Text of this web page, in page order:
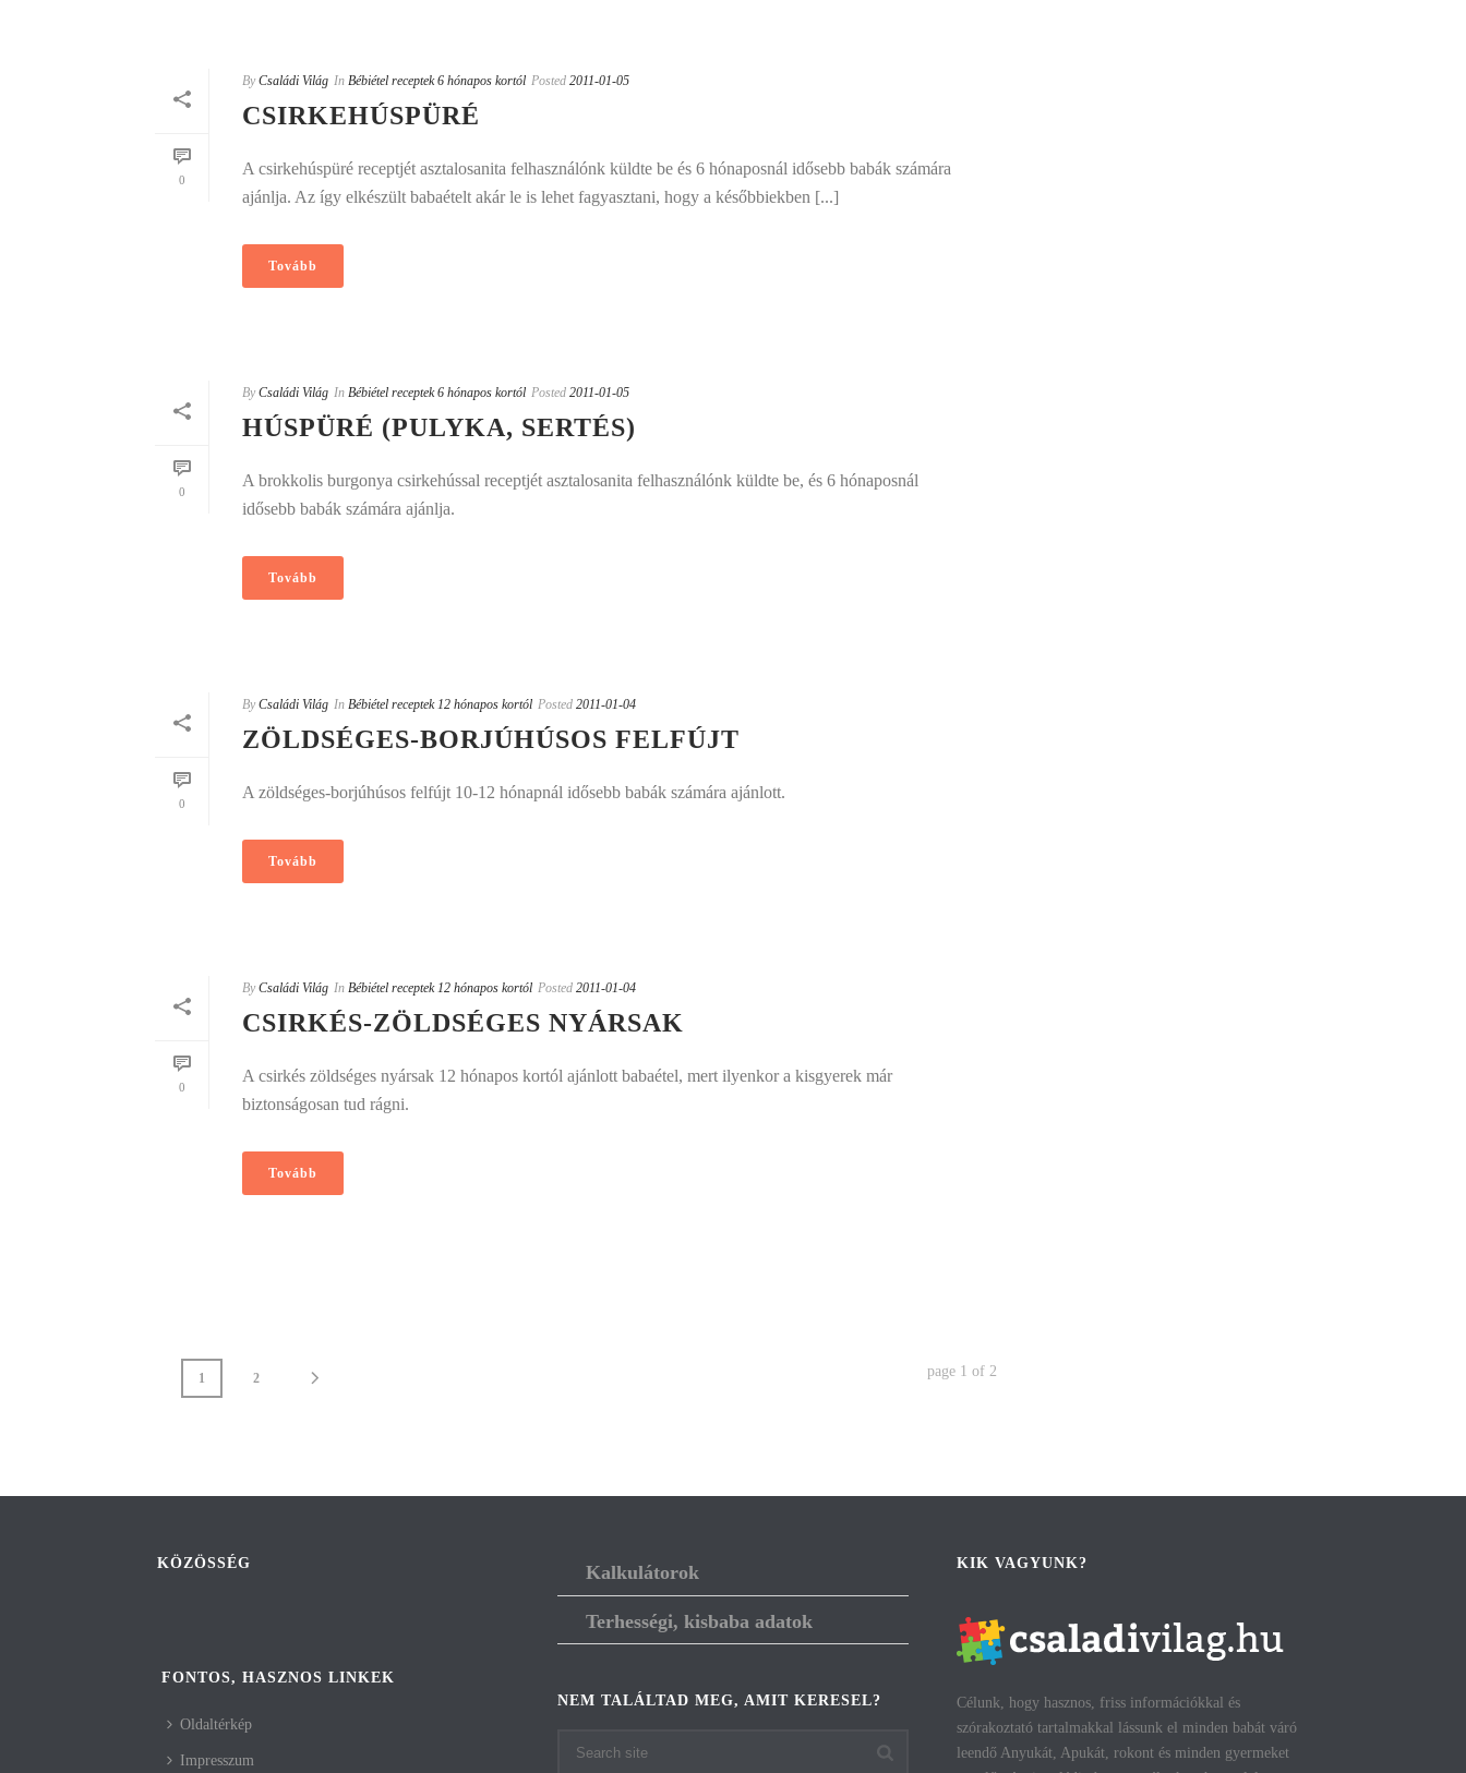
0
By Családi Világ In Bébiétel receptek 6 hónapos kortól Posted 2011-01-05
CSIRKEHÚSPÜRÉ
A csirkehúspüré receptjét asztalosanita felhasználónk küldte be és 6 hónaposnál idősebb babák számára
ajánlja. Az így elkészült babaételt akár le is lehet fagyasztani, hogy a későbbiekben [...]
Tovább
0
By Családi Világ In Bébiétel receptek 6 hónapos kortól Posted 2011-01-05
HÚSPÜRÉ (PULYKA, SERTÉS)
A brokkolis burgonya csirkehússal receptjét asztalosanita felhasználónk küldte be, és 6 hónaposnál
idősebb babák számára ajánlja.
Tovább
0
By Családi Világ In Bébiétel receptek 12 hónapos kortól Posted 2011-01-04
ZÖLDSÉGES-BORJÚHÚSOS FELFÚJT
A zöldséges-borjúhúsos felfújt 10-12 hónapnál idősebb babák számára ajánlott.
Tovább
0
By Családi Világ In Bébiétel receptek 12 hónapos kortól Posted 2011-01-04
CSIRKÉS-ZÖLDSÉGES NYÁRSAK
A csirkés zöldséges nyársak 12 hónapos kortól ajánlott babaétel, mert ilyenkor a kisgyerek már
biztonságosan tud rágni.
Tovább
1 2 page 1 of2
KÖZÖSSÉG
FONTOS, HASZNOS LINKEK
Oldaltérkép
Impresszum
Kalkulátorok
Terhességi, kisbaba adatok
NEM TALÁLTAD MEG, AMIT KERESEL?
KIK VAGYUNK?
Célunk, hogy hasznos, friss információkkal és
szórakoztató tartalmakkal lássunk el minden babát váró
leendő Anyukát, Apukát, rokont és minden gyermeket